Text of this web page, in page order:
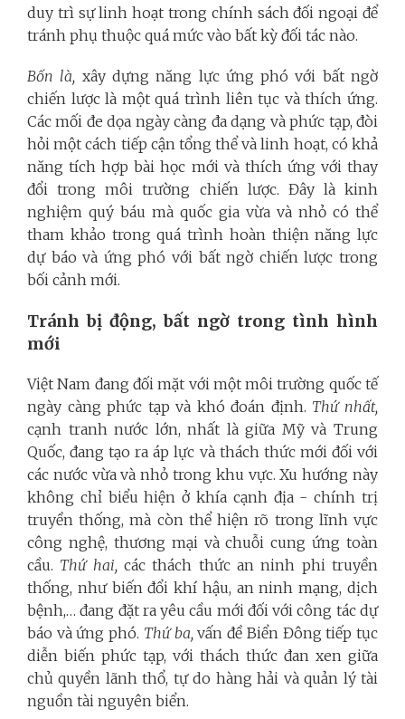
duy trì sự linh hoạt trong chính sách đối ngoại để
tránh phụ thuộc quá mức vào bất kỳ đối tác nào.
Bốn là, xây dựng năng lực ứng phó với bất ngờ
chiến lược là một quá trình liên tục và thích ứng.
Các mối đe dọa ngày càng đa dạng và phức tạp, đòi
hỏi một cách tiếp cận tổng thể và linh hoạt, có khả
năng tích hợp bài học mới và thích ứng với thay
đổi trong môi trường chiến lược. Đây là kinh
nghiệm quý báu mà quốc gia vừa và nhỏ có thể
tham khảo trong quá trình hoàn thiện năng lực
dự báo và ứng phó với bất ngờ chiến lược trong
bối cảnh mới.
Tránh bị động, bất ngờ trong tình hình
mới
Việt Nam đang đối mặt với một môi trường quốc tế
ngày càng phức tạp và khó đoán định. Thứ nhất,
cạnh tranh nước lớn, nhất là giữa Mỹ và Trung
Quốc, đang tạo ra áp lực và thách thức mới đối với
các nước vừa và nhỏ trong khu vực. Xu hướng này
không chỉ biểu hiện ở khía cạnh địa - chính trị
truyền thống, mà còn thể hiện rõ trong lĩnh vực
công nghệ, thương mại và chuỗi cung ứng toàn
cầu. Thứ hai, các thách thức an ninh phi truyền
thống, như biến đổi khí hậu, an ninh mạng, dịch
bệnh,… đang đặt ra yêu cầu mới đối với công tác dự
báo và ứng phó. Thứ ba, vấn đề Biển Đông tiếp tục
diễn biến phức tạp, với thách thức đan xen giữa
chủ quyền lãnh thổ, tự do hàng hải và quản lý tài
nguồn tài nguyên biển.